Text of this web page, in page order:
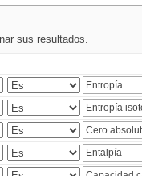
sus resultados.